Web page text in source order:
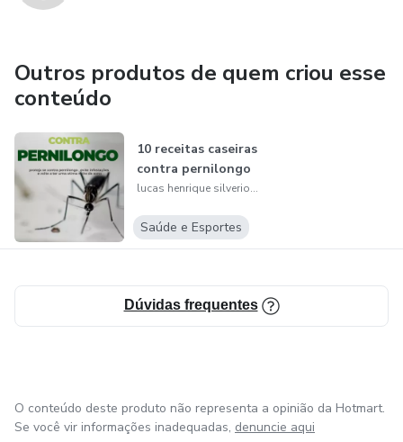
Outros produtos de quem criou esse
conteúdo
10 receitas caseiras
contra pernilongo
lucas henrique silverio cunha
Saúde e Esportes
Dúvidas frequentes
O conteúdo deste produto não representa a opinião da Hotmart.
Se você vir informações inadequadas, denuncie aqui